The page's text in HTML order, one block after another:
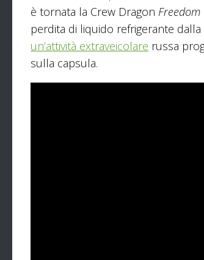
è tornata la Crew Dragon Freedom
perdita di liquido refrigerante dalla
un’attività extraveicolare russa
sulla capsula.